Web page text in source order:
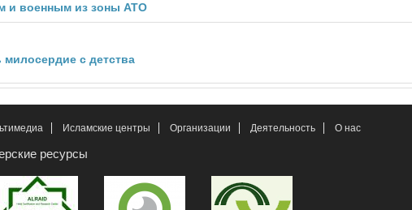
и военным из зоны АТО
милосердие с детства
Исламские центры Организации Деятельность О нас
ресурсы